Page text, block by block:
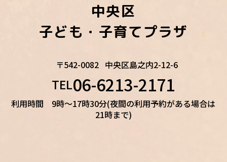
中央区
子ども・子育てプラザ
〒542-0082 中央区島之内2-12-6
TEL06-6213-2171
利用時間 9時～17時30分(夜間の利用予約がある場合は
21時まで)